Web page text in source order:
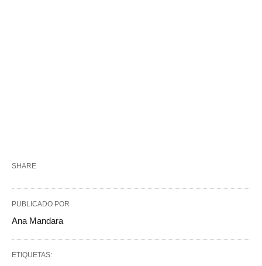
SHARE
PUBLICADO POR
Ana Mandara
ETIQUETAS: